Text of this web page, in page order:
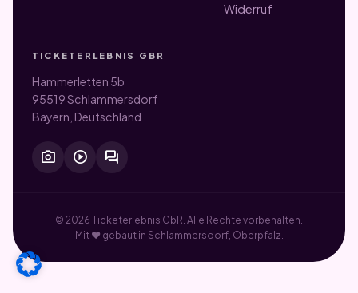
Widerruf
TICKETERLEBNIS GBR
Hammerletten 5b
95519 Schlammersdorf
Bayern, Deutschland
photo_camera play_circle forum
© 2026 Ticketerlebnis GbR. Alle Rechte vorbehalten.
Mit ♥ gebaut in Schlammersdorf, Oberpfalz.